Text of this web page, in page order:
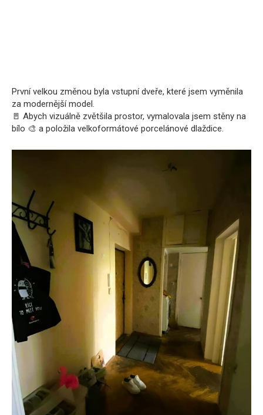
První velkou změnou byla vstupní dveře, které jsem vyměnila
za modernější model.
🚪 Abych vizuálně zvětšila prostor, vymalovala jsem stěny na
bílo 🎨 a položila velkoformátové porcelánové dlaždice.